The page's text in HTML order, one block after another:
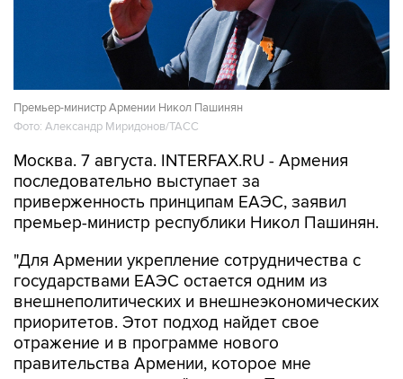
Премьер-министр Армении Никол Пашинян
Фото: Александр Миридонов/ТАСС
Москва. 7 августа. INTERFAX.RU - Армения
приверженность принципам ЕАЭС, заявил
премьер-министр республики Никол Пашинян.
"Для Армении укрепление сотрудничества с
внешнеполитических и внешнеэкономических
приоритетов. Этот подход найдет свое
отражение и в программе нового
правительства Армении, которое мне
доверено возглавить", - сказал Пашинян на
заседании Евразийского межправсовета.